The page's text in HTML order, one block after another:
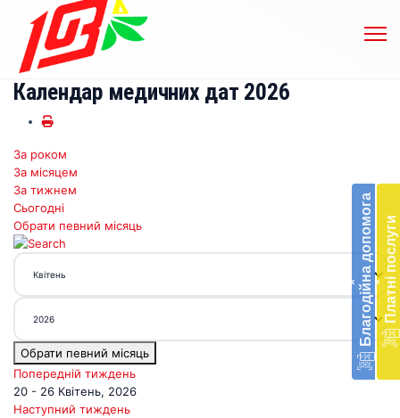
‹ Благодійна допомогав
‹ Платні послуги
Календар медичних дат 2026
За роком
За місяцем
За тижнем
Сьогодні
Обрати певний місяць
Обрати певний місяць
Попередній тиждень
20 - 26 Квітень, 2026
Наступний тиждень